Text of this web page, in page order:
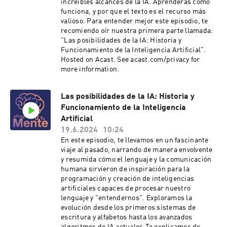
humanidad y cómo pueden moldear nuestro
futuro, para bien o para mal.¡No olvides
suscribirte! Si te apasiona el mundo de la
tecnología y la inteligencia artificial, suscribirte
a nuestro canal te mantendrá al tanto de las
últimas novedades y te ayudará a entender estos
avances de forma técnica pero accesible.
Ayúdanos a generar conciencia compartiendo
realidad de la IA.🔗 Síguenos en nuestras redes
sociales:Instagram:
https://www.instagram.com/programatumentei
a/Facebook:
https://www.facebook.com/people/Programa-
tu-mente/61560382212118Spotify (Podcast):
https://open.spotify.com/show/4GVA8cd1scFfP
Q1F5lAbrFTikTok:
https://www.tiktok.com/@programatumenteia?
_t=8r0bMKPWRlq&_r=1💬 Comparte tus
pensamientos en los comentarios y participa en
este debate sobre el futuro de la inteligencia
artificial!#InteligenciaArtificial #IA #ChatGPT
#Tecnología #FuturoDigital #AGI
increíbles alcances de la IA. Aprenderás como
funciona, y por que el texto es el recurso más
valioso. Para entender mejor este episodio, te
recomiendo oír nuestra primera parte llamada:
"Las posibilidades de la IA: Historia y
Funcionamiento de la Inteligencia Artificial".
Hosted on Acast. See acast.com/privacy for
more information.
Las posibilidades de la IA: Historia y
Funcionamiento de la Inteligencia
Artificial
19.6.2024
10:24
En este episodio, te llevamos en un fascinante
viaje al pasado, narrando de manera envolvente
y resumida cómo el lenguaje y la comunicación
humana sirvieron de inspiración para la
programación y creación de inteligencias
artificiales capaces de procesar nuestro
lenguaje y "entendernos". Exploramos la
evolución desde los primeros sistemas de
escritura y alfabetos hasta los avanzados